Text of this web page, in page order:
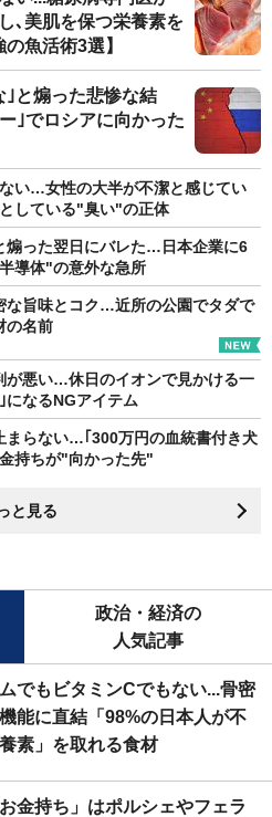
､美肌を保つ栄養素を
魚活術3選】
｣と煽った悲惨な結
｣でロシアに向かった
い…女性の大半が不潔と感じてい
している"臭い"の正体
煽った翌日にバレた…日本企業に6
導体"の意外な急所
な旨味とコク…近所の公園でタダで
の名前
が悪い…休日のイオンで見かける一
になるNGアイテム
まらない…｢300万円の血統書付き犬
持ちが"向かった先"
と見る
政治・経済の
人気記事
でもビタミンCでもない...骨密
能に直結「98%の日本人が不
素」を取れる食材
お金持ち」はポルシェやフェラ